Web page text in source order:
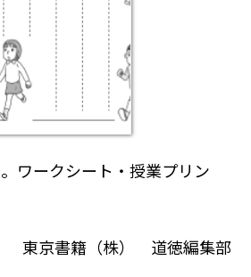
ワークシート・授業プリン
東京書籍（株） 道徳編集部